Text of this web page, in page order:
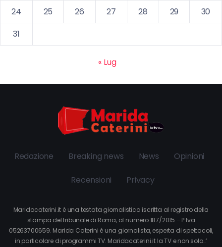
24
25 26 27 28 29
30
31
« Lug
Redazione Breaking news News Opinioni
Recensioni Privacy
Maridacaterini.it è una testata giornalistica iscritta al registro della
stampa del tribunale di Roma, al numero 187/2015 – P.Iva
05263700659. Marida Caterini è una giornalista, esperta di spettacoli,
in particolare di programmi TV. Maridacaterini.it la TV e non solo…’